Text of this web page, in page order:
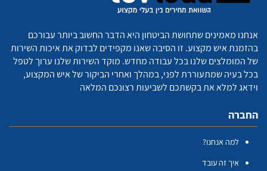
אנחנו מאמינים שתחושת הביטחון היא הדבר החשוב ביותר עבורכם
בהזמנת איש מקצוע. זו הסיבה שאנו מקפידים לבדוק את איכות השירות
של המומלצים שלנו בכל עבודה מחדש. מוקד השירות שלנו ערוך לטפל
בכל בעיה שמתעוררת לפני, במהלך ואחרי הביקור של איש המקצוע,
וידאג למלא את בקשתכם לשביעות רצונכם המלאה
החברה
למה אנחנו?
איך זה עובד